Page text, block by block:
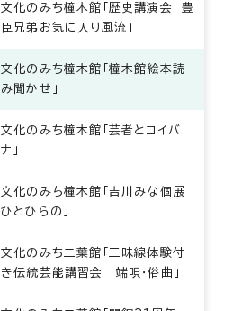
文化のみち橦木館「歴史講演会 豊
臣兄弟お気に入り風流」
文化のみち橦木館「橦木館絵本読
み聞かせ」
文化のみち橦木館「芸者とコイバ
ナ」
文化のみち橦木館「吉川みな個展
ひとひらの」
文化のみち二葉館「三味線体験付
き伝統芸能講習会 端唄・俗曲」